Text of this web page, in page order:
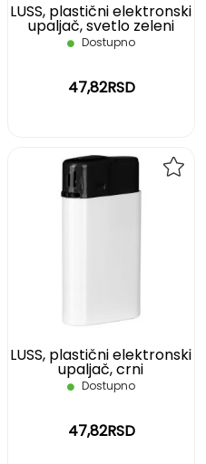
LUSS, plastični elektronski
upaljač, svetlo zeleni
Dostupno
47,82RSD
LUSS, plastični elektronski
upaljač, crni
Dostupno
47,82RSD